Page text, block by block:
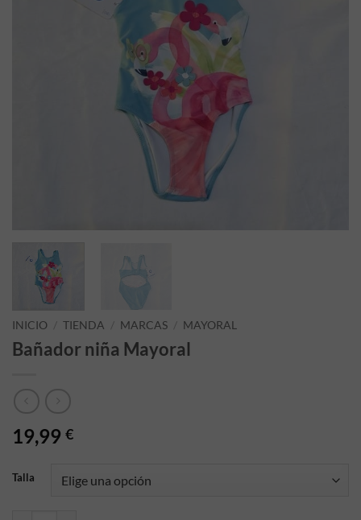
INICIO / TIENDA / MARCAS / MAYORAL
Bañador niña Mayoral
19,99 €
Talla